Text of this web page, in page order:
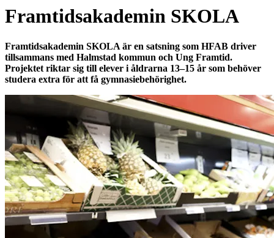
Framtidsakademin SKOLA
Framtidsakademin SKOLA är en satsning som HFAB driver
tillsammans med Halmstad kommun och Ung Framtid.
Projektet riktar sig till elever i åldrarna 13–15 år som behöver
studera extra för att få gymnasiebehörighet.